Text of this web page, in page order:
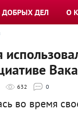
ДОБРЫХ ДЕЛ О
632 0
во время